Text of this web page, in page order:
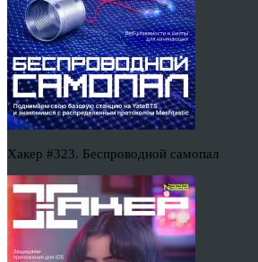
Хакер #323. Беспроводной самопал